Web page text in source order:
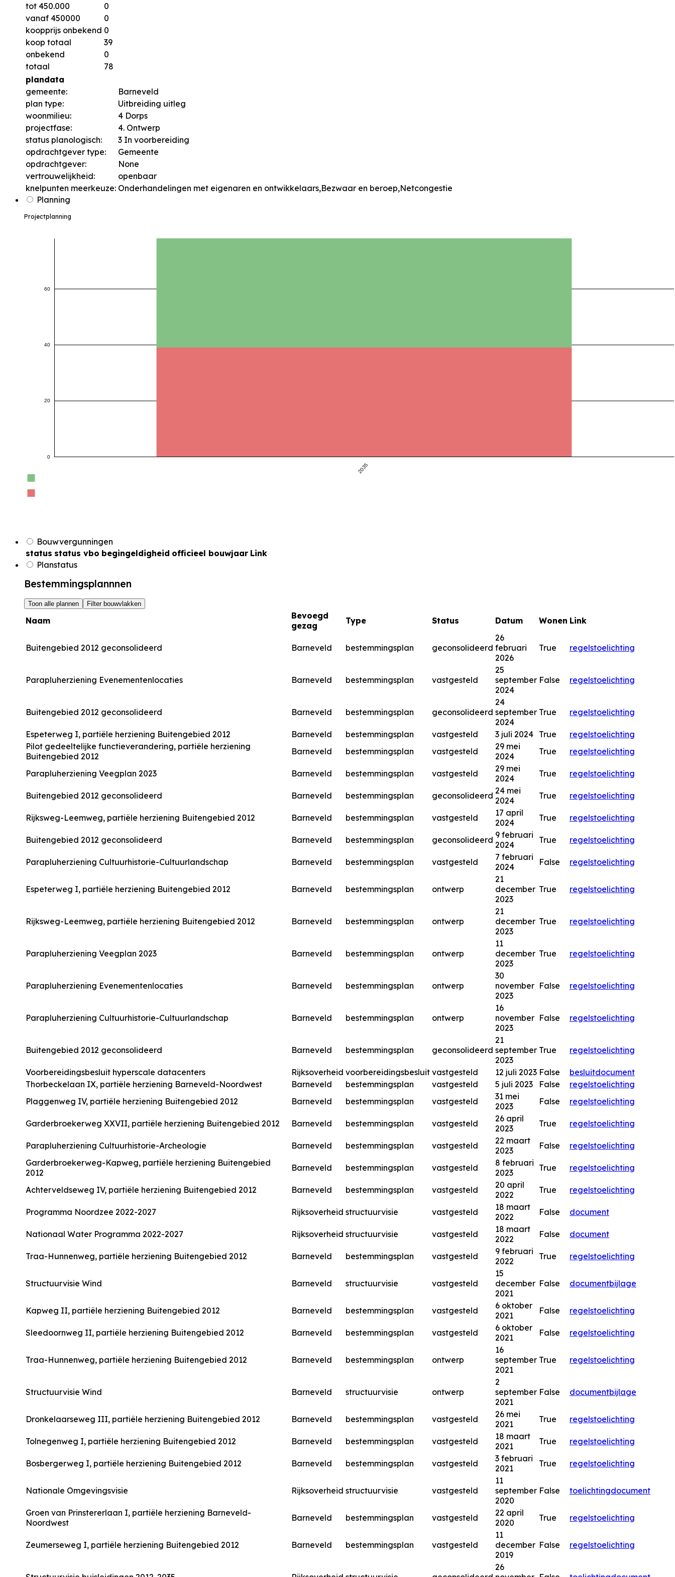
tot 450.000
0
vanaf 450000
0
koopprijs onbekend 0
koop totaal
39
onbekend
0
totaal
78
plandata
gemeente:
Barneveld
plan type:
Uitbreiding uitleg
woonmilieu:
4 Dorps
projectfase:
4. Ontwerp
status planologisch:
3 In voorbereiding
opdrachtgever type:
Gemeente
opdrachtgever:
None
vertrouwelijkheid:
openbaar
knelpunten meerkeuze: Onderhandelingen met eigenaren en ontwikkelaars,Bezwaar en beroep,Netcongestie
Planning
Projectplanning
0
20
40
60
2035
Bouwvergunningen
status status vbo begingeldigheid officieel bouwjaar Link
Planstatus
Bestemmingsplannnen
Toon alle plannen Filter bouwvlakken
Naam
Bevoegd
gezag
Type Status Datum Wonen Link
Buitengebied 2012 geconsolideerd Barneveld bestemmingsplan geconsolideerd
26
februari
2026
True regelstoelichting
Parapluherziening Evenementenlocaties Barneveld bestemmingsplan vastgesteld
25
september
2024
False regelstoelichting
Buitengebied 2012 geconsolideerd Barneveld bestemmingsplan geconsolideerd
24
september
2024
True regelstoelichting
Espeterweg I, partiële herziening Buitengebied 2012 Barneveld bestemmingsplan vastgesteld 3 juli 2024 True regelstoelichting
Pilot gedeeltelijke functieverandering, partiële herziening
Buitengebied 2012
Barneveld bestemmingsplan vastgesteld
29 mei
2024
True regelstoelichting
Parapluherziening Veegplan 2023 Barneveld bestemmingsplan vastgesteld
29 mei
2024
True regelstoelichting
Buitengebied 2012 geconsolideerd Barneveld bestemmingsplan geconsolideerd 24 mei
2024
True regelstoelichting
Rijksweg-Leemweg, partiële herziening Buitengebied 2012 Barneveld bestemmingsplan vastgesteld
17 april
2024
True regelstoelichting
Buitengebied 2012 geconsolideerd Barneveld bestemmingsplan geconsolideerd 9 februari
2024
True regelstoelichting
Parapluherziening Cultuurhistorie-Cultuurlandschap Barneveld bestemmingsplan vastgesteld
7 februari
2024
False regelstoelichting
Espeterweg I, partiële herziening Buitengebied 2012 Barneveld bestemmingsplan ontwerp
21
december
2023
True regelstoelichting
Rijksweg-Leemweg, partiële herziening Buitengebied 2012 Barneveld bestemmingsplan ontwerp
21
december
2023
True regelstoelichting
Parapluherziening Veegplan 2023 Barneveld bestemmingsplan ontwerp
11
december
2023
True regelstoelichting
Parapluherziening Evenementenlocaties Barneveld bestemmingsplan ontwerp
30
november
2023
False regelstoelichting
Parapluherziening Cultuurhistorie-Cultuurlandschap Barneveld bestemmingsplan ontwerp
16
november
2023
False regelstoelichting
Buitengebied 2012 geconsolideerd Barneveld bestemmingsplan geconsolideerd
21
september
2023
True regelstoelichting
Voorbereidingsbesluit hyperscale datacenters Rijksoverheid voorbereidingsbesluit vastgesteld 12 juli 2023 False
besluitdocument
Thorbeckelaan IX, partiële herziening Barneveld-Noordwest
Barneveld bestemmingsplan vastgesteld 5 juli 2023 False regelstoelichting
Plaggenweg IV, partiële herziening Buitengebied 2012
Barneveld bestemmingsplan vastgesteld
31 mei
2023
False regelstoelichting
Garderbroekerweg XXVII, partiële herziening Buitengebied 2012 Barneveld bestemmingsplan vastgesteld
26 april
2023
True regelstoelichting
Parapluherziening Cultuurhistorie-Archeologie Barneveld bestemmingsplan vastgesteld
22 maart
2023
False regelstoelichting
Garderbroekerweg-Kapweg, partiële herziening Buitengebied
2012
Barneveld bestemmingsplan vastgesteld
8 februari
2023
True regelstoelichting
Achterveldseweg IV, partiële herziening Buitengebied 2012 Barneveld bestemmingsplan vastgesteld
20 april
2022
True regelstoelichting
Programma Noordzee 2022-2027 Rijksoverheid structuurvisie vastgesteld
18 maart
2022
False document
Nationaal Water Programma 2022-2027 Rijksoverheid structuurvisie vastgesteld
18 maart
2022
False document
Traa-Hunnenweg, partiële herziening Buitengebied 2012 Barneveld bestemmingsplan vastgesteld
9 februari
2022
True regelstoelichting
Structuurvisie Wind Barneveld structuurvisie vastgesteld
15
december
2021
False documentbijlage
Kapweg II, partiële herziening Buitengebied 2012 Barneveld bestemmingsplan vastgesteld
6 oktober
2021
False regelstoelichting
Sleedoornweg II, partiële herziening Buitengebied 2012 Barneveld bestemmingsplan vastgesteld
6 oktober
2021
False regelstoelichting
Traa-Hunnenweg, partiële herziening Buitengebied 2012 Barneveld bestemmingsplan ontwerp
16
september
2021
True regelstoelichting
Structuurvisie Wind Barneveld structuurvisie ontwerp
2
september
2021
False documentbijlage
Dronkelaarseweg III, partiële herziening Buitengebied 2012 Barneveld bestemmingsplan vastgesteld
26 mei
2021
True regelstoelichting
Tolnegenweg I, partiële herziening Buitengebied 2012 Barneveld bestemmingsplan vastgesteld
18 maart
2021
True regelstoelichting
Bosbergerweg I, partiële herziening Buitengebied 2012 Barneveld bestemmingsplan vastgesteld
3 februari
2021
True regelstoelichting
Nationale Omgevingsvisie Rijksoverheid structuurvisie vastgesteld
11
september
2020
False toelichtingdocument
Groen van Prinstererlaan I, partiële herziening Barneveld-
Noordwest
Barneveld bestemmingsplan vastgesteld
22 april
2020
True regelstoelichting
Zeumerseweg I, partiële herziening Buitengebied 2012 Barneveld bestemmingsplan vastgesteld
11
december
2019
False regelstoelichting
26